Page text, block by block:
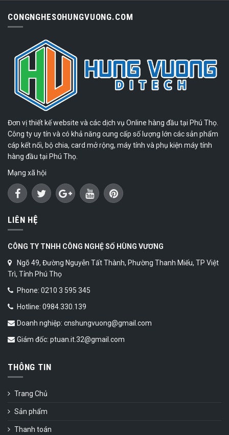
CONGNGHESOHUNGVUONG.COM
Đơn vị thiết kế website và các dịch vụ Online hàng đầu tại Phú Thọ.
Công ty uy tín và có khả năng cung cấp số lượng lớn các sản phẩm
cáp kết nối, bộ chia, card mở rộng, máy tính và phụ kiện máy tính
hàng đầu tại Phú Thọ.
Mạng xã hội
LIÊN HỆ
CÔNG TY TNHH CÔNG NGHỆ SỐ HÙNG VƯƠNG
Ngõ 49, Đường Nguyễn Tất Thành, Phường Thanh Miếu, TP Việt
Trì, Tỉnh Phú Thọ
Phone: 0210 3 595 345
Hotline: 0984.330.139
Doanh nghiệp: cnshungvuong@gmail.com
Giám đốc: ptuan.it.32@gmail.com
THÔNG TIN
Trang Chủ
Sản phẩm
Thanh toán